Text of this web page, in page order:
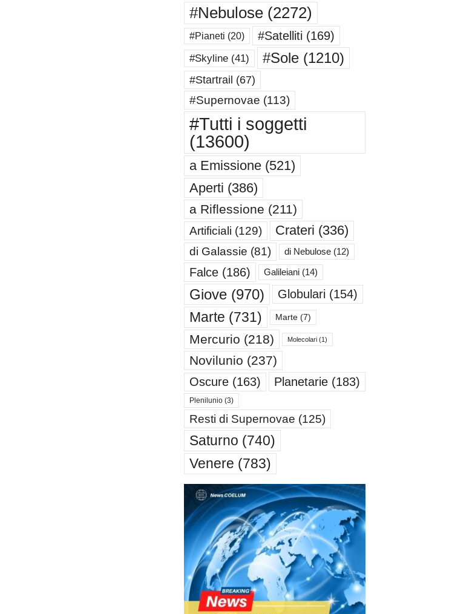
#Nebulose(2272)
#Pianeti (20) #Satelliti (169)
#Skyline(41) #Sole(1210)
#Startrail (67)
#Supernovae (113)
#Tutti i soggetti
(13600)
a Emissione(521)
Aperti (386)
a Riflessione (211)
Artificiali (129) Crateri (336)
di Galassie (81) di Nebulose(12)
Falce(186) Galileiani(14)
Giove(970) Globulari (154)
Marte (731) Marte(7)
Mercurio (218) Molecolari(1)
Novilunio (237)
Oscure(163) Planetarie(183)
Plenilunio(3)
Resti di Supernovae (125)
Saturno (740)
Venere (783)